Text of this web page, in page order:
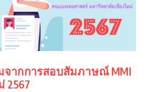
จากการสอบสัมภาษณ์ MMI
2567